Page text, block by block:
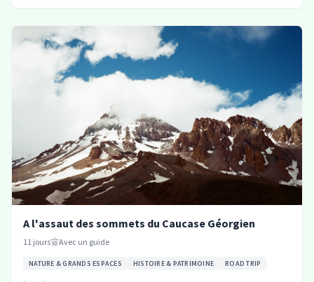
A l'assaut des sommets du Caucase Géorgien
11 jours Avec un guide
NATURE & GRANDS ESPACES HISTOIRE & PATRIMOINE ROAD TRIP